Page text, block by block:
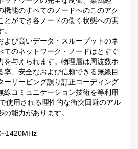
機能のすべてのノードへのこのアク
とができ各ノードの働く状態への実
よび高いデータ・スループットのネ
てのネットワーク・ノードはとすぐ
を与えられます。物理層は周波数ホ
率、安全なおよび信頼できる無線目
ーリービング誤り訂正コーディング
線コミュニケーション技術を等利用
使用される理性的な衝突回避のアル
能力があります。